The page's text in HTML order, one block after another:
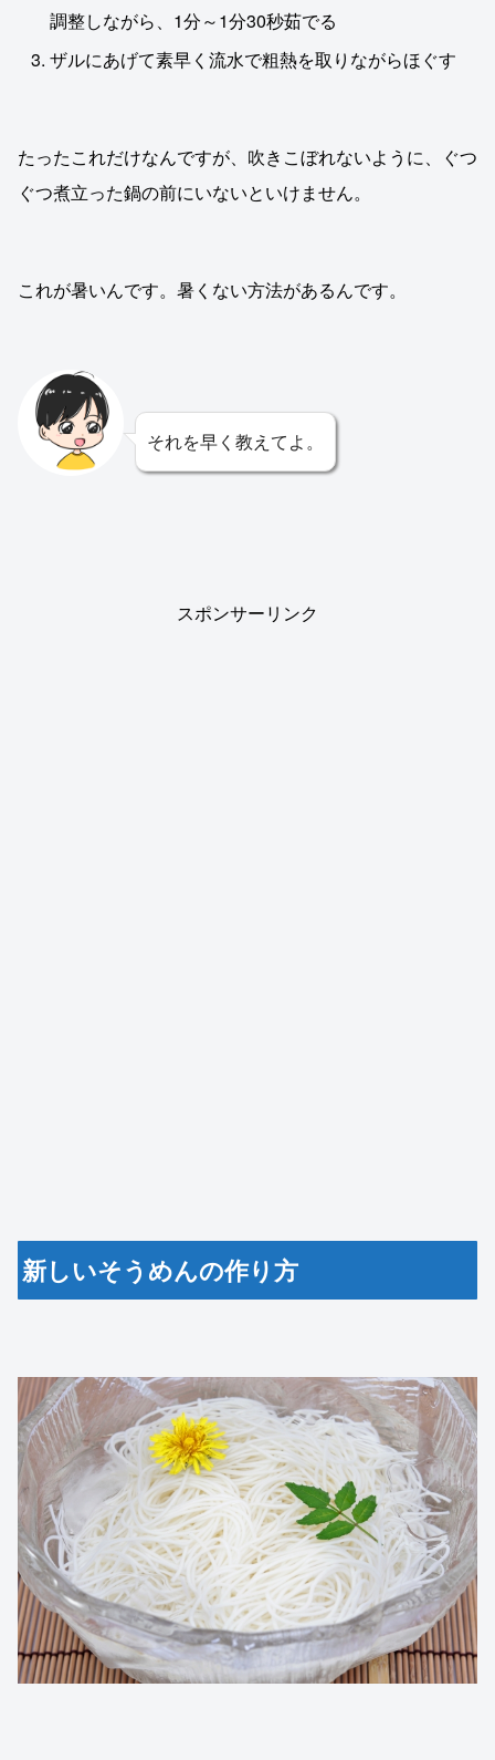
調整しながら、1分～1分30秒茹でる
ザルにあげて素早く流水で粗熱を取りながらほぐす
たったこれだけなんですが、吹きこぼれないように、ぐつ
ぐつ煮立った鍋の前にいないといけません。
これが暑いんです。暑くない方法があるんです。
それを早く教えてよ。
スポンサーリンク
新しいそうめんの作り方